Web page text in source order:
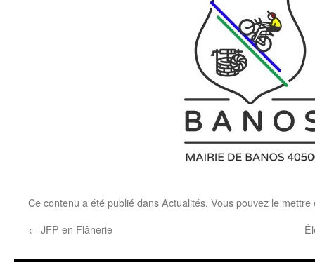
Ce contenu a été publié dansActualités. Vous pouvez le
← JFP en Flânerie